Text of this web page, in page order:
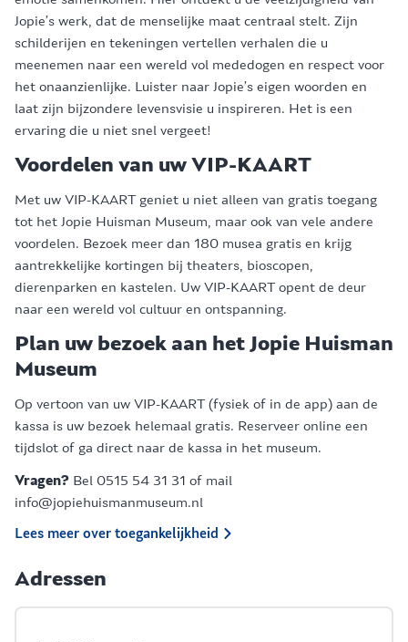
Jopie’s werk, dat de menselijke maat centraal stelt. Zijn
schilderijen en tekeningen vertellen verhalen die u
meenemen naar een wereld vol mededogen en respect voor
het onaanzienlijke. Luister naar Jopie’s eigen woorden en
laat zijn bijzondere levensvisie u inspireren. Het is een
ervaring die u niet snel vergeet!
Voordelen van uw VIP-KAART
Met uw VIP-KAART geniet u niet alleen van gratis toegang
tot het Jopie Huisman Museum, maar ook van vele andere
voordelen. Bezoek meer dan 180 musea gratis en krijg
aantrekkelijke kortingen bij theaters, bioscopen,
dierenparken en kastelen. Uw VIP-KAART opent de deur
naar een wereld vol cultuur en ontspanning.
Plan uw bezoek aan het Jopie Huisman
Museum
Op vertoon van uw VIP-KAART (fysiek of in de app) aan de
kassa is uw bezoek helemaal gratis. Reserveer online een
tijdslot of ga direct naar de kassa in het museum.
Vragen? Bel 0515 54 31 31 of mail
info@jopiehuismanmuseum.nl
Lees meer over toegankelijkheid
Adressen